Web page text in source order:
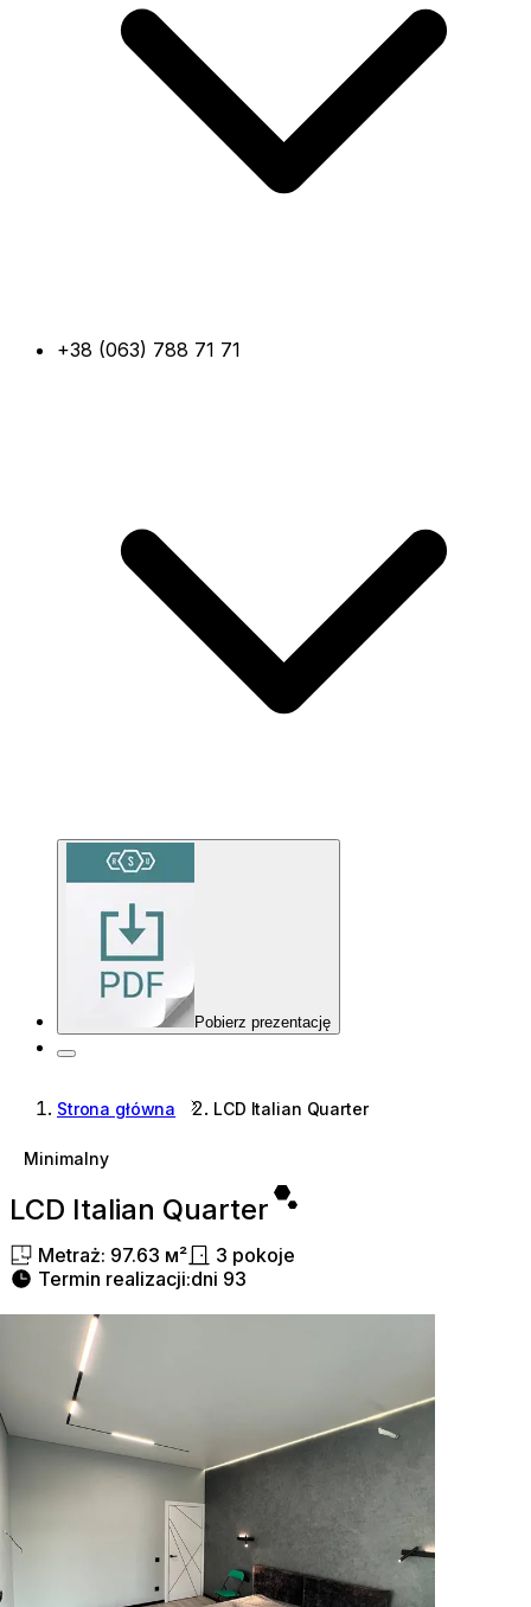
+38 (063) 788 71 71
Pobierz prezentację
Strona główna LCD Italian Quarter
Minimalny
LCD Italian Quarter
Metraż: 97.63 м² 3 pokoje
Termin realizacji:dni 93